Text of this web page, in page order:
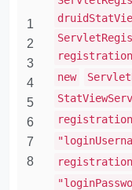
1
2
3
4
5
6
7
8
new